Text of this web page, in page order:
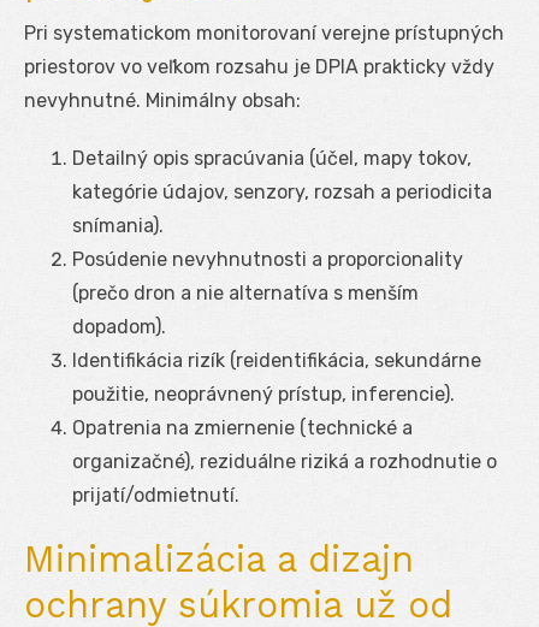
Pri systematickom monitorovaní verejne prístupných
priestorov vo veľkom rozsahu je DPIA prakticky vždy
nevyhnutné. Minimálny obsah:
Detailný opis spracúvania (účel, mapy tokov,
kategórie údajov, senzory, rozsah a periodicita
snímania).
Posúdenie nevyhnutnosti a proporcionality
(prečo dron a nie alternatíva s menším
dopadom).
Identifikácia rizík (reidentifikácia, sekundárne
použitie, neoprávnený prístup, inferencie).
Opatrenia na zmiernenie (technické a
organizačné), reziduálne riziká a rozhodnutie o
prijatí/odmietnutí.
Minimalizácia a dizajn
ochrany súkromia už od